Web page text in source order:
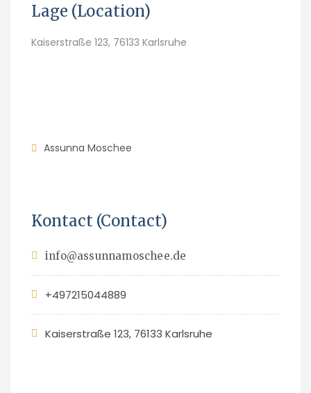
Lage (Location)
Kaiserstraße 123, 76133 Karlsruhe
Assunna Moschee
Kontact (Contact)
info@assunnamoschee.de
+497215044889
Kaiserstraße 123, 76133 Karlsruhe